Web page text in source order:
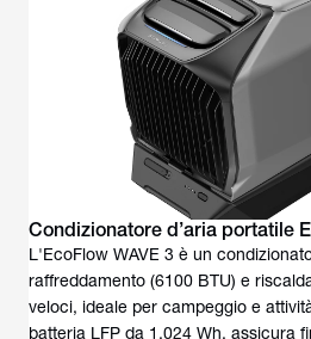
Condizionatore d’aria portatile
L'EcoFlow WAVE 3 è un
raffreddamento (6100 BTU) e
veloci, ideale per campeggio e
batteria LFP da 1.024 Wh, assicura